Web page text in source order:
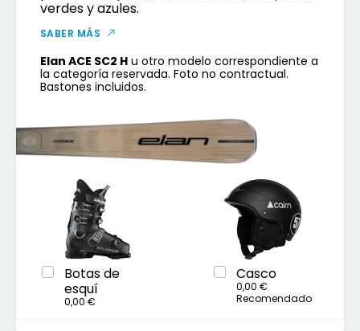
24 25
31
verdes y azules.
SABER MÁS
Elan ACE SC2 H u otro modelo correspondiente a
la categoría reservada. Foto no contractual.
Bastones incluidos.
Botas de
esquí
0,00 €
Casco
0,00 €
Recomendado